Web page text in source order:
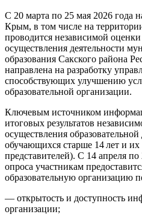
С 20 марта по 25 мая 2026 года
Крым, в том числе на
проводится независимой оценки
осуществления деятельности
образования Сакского района
направлена на разработку
способствующих улучшению
образовательной организации.
Ключевым источником
итоговых результатов
осуществления
обучающихся старше 14 лет и
представителей). С 14 апреля
опроса участникам
образовательную организацию
— открытость и доступность
организации;